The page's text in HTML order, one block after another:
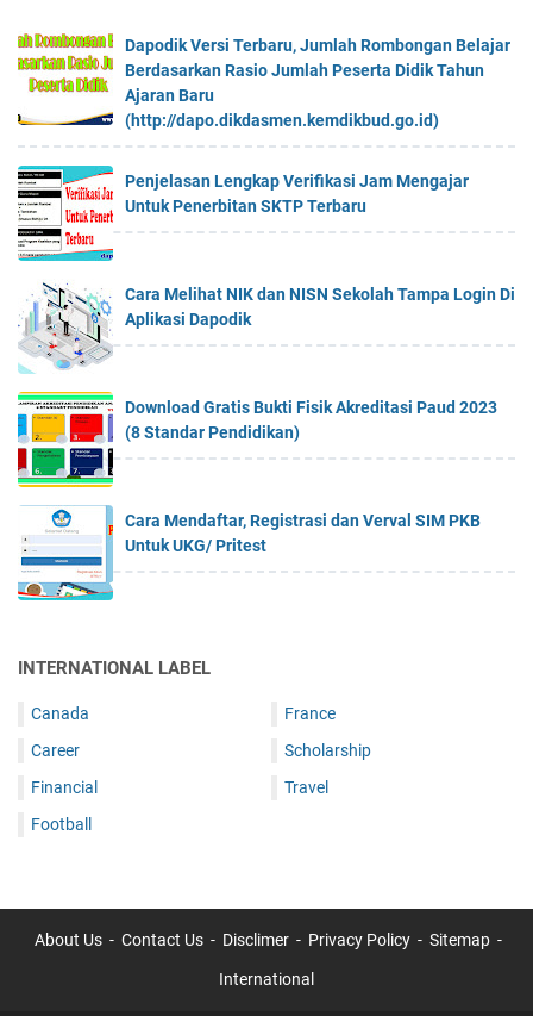
Dapodik Versi Terbaru, Jumlah Rombongan Belajar
Berdasarkan Rasio Jumlah Peserta Didik Tahun
Ajaran Baru
(http://dapo.dikdasmen.kemdikbud.go.id)
Penjelasan Lengkap Verifikasi Jam Mengajar
Untuk Penerbitan SKTP Terbaru
Cara Melihat NIK dan NISN Sekolah Tampa Login Di
Aplikasi Dapodik
Download Gratis Bukti Fisik Akreditasi Paud 2023
(8 Standar Pendidikan)
Cara Mendaftar, Registrasi dan Verval SIM PKB
Untuk UKG/ Pritest
INTERNATIONAL LABEL
Canada
Career
Financial
Football
France
Scholarship
Travel
About Us Contact Us Disclimer Privacy Policy Sitemap
International